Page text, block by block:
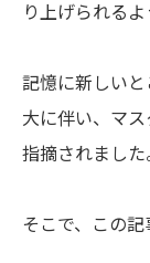
り上げられる
記憶に新しい
大に伴い、マ
指摘されました
そこで、この記